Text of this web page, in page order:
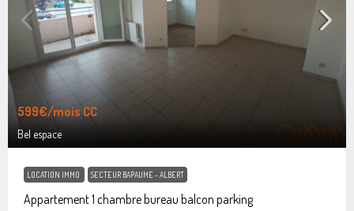
599€/mois CC
Bel espace
LOCATION IMMO SECTEUR BAPAUME - ALBERT
Appartement 1 chambre bureau balcon parking